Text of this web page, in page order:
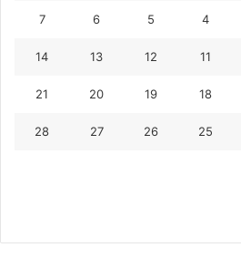
4
5
6
7
11
12
13
14
18
19
20
21
25
26
27
28